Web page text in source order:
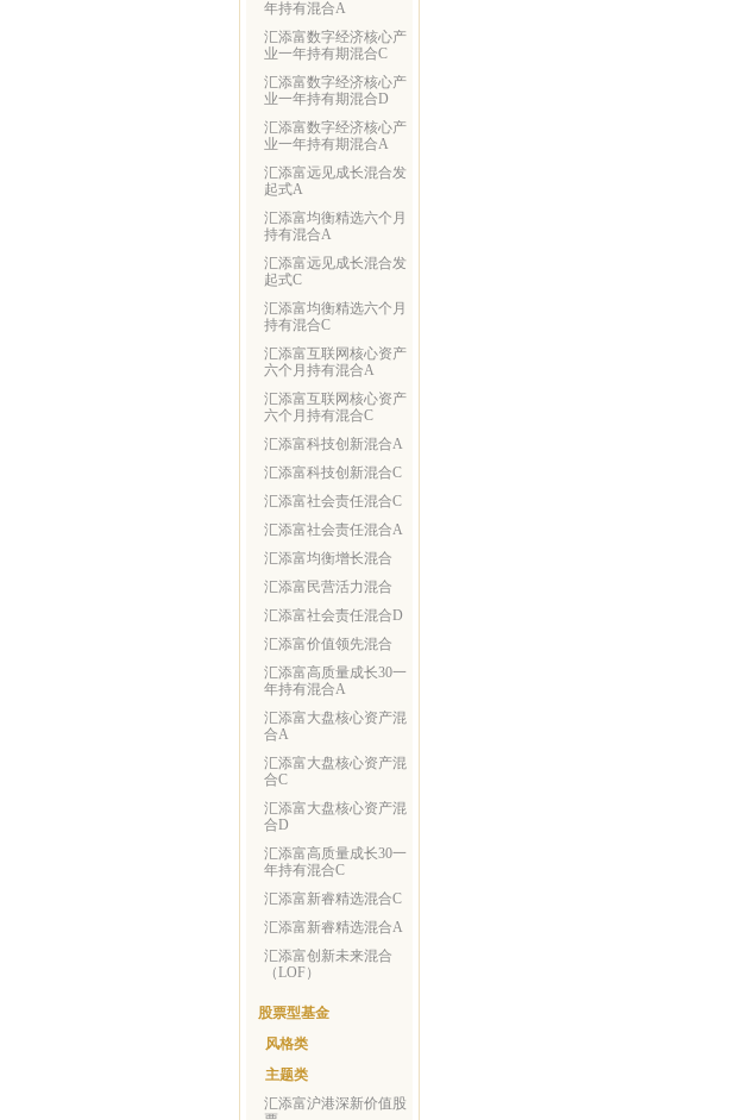
年持有混合A
汇添富数字经济核心产
业一年持有期混合C
汇添富数字经济核心产
业一年持有期混合D
汇添富数字经济核心产
业一年持有期混合A
汇添富远见成长混合发
起式A
汇添富均衡精选六个月
持有混合A
汇添富远见成长混合发
起式C
汇添富均衡精选六个月
持有混合C
汇添富互联网核心资产
六个月持有混合A
汇添富互联网核心资产
六个月持有混合C
汇添富科技创新混合A
汇添富科技创新混合C
汇添富社会责任混合C
汇添富社会责任混合A
汇添富均衡增长混合
汇添富民营活力混合
汇添富社会责任混合D
汇添富价值领先混合
汇添富高质量成长30一
年持有混合A
汇添富大盘核心资产混
合A
汇添富大盘核心资产混
合C
汇添富大盘核心资产混
合D
汇添富高质量成长30一
年持有混合C
汇添富新睿精选混合C
汇添富新睿精选混合A
汇添富创新未来混合
（LOF）
股票型基金
风格类
主题类
汇添富沪港深新价值股